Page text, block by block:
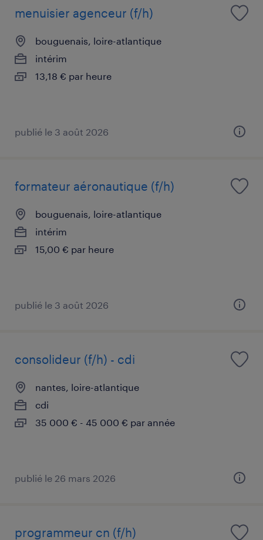
menuisier agenceur (f/h)
bouguenais, loire-atlantique
intérim
13,18 € par heure
publié le 3 août 2026
formateur aéronautique (f/h)
bouguenais, loire-atlantique
intérim
15,00 € par heure
publié le 3 août 2026
consolideur (f/h) - cdi
nantes, loire-atlantique
cdi
35 000 € - 45 000 € par année
publié le 26 mars 2026
programmeur cn (f/h)